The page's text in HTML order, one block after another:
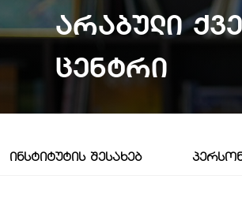
Არაბული
Ცენტრი
ᲘᲜᲡᲢᲘᲢᲣᲢᲘᲡ ᲨᲔᲡᲐᲮᲔᲑ